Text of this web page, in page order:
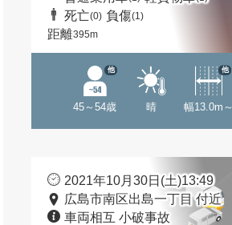
死亡(0) 負傷(1)
距離395m
45～54歳
他
晴 幅13.0m～
他
2021年10月30日(土)13:49
広島市南区出島一丁目 付近
車両相互 小破事故